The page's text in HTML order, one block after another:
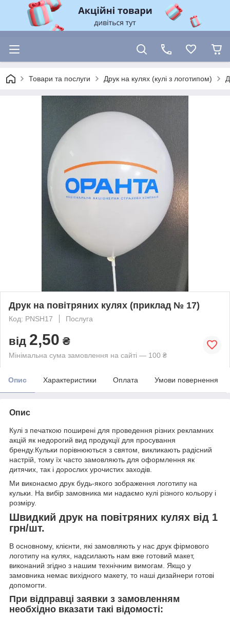
Товари та послуги Друк на кулях (кулі з логотипом)
Друк на повітряних кулях (приклад № 17)
Код: PNSH17 Послуга
від 2,50 ₴
Мінімальна сума замовлення на сайті — 100 ₴
Опис Характеристики Оплата Умови повернення
Опис
Кулі з печаткою поширені для проведення різних рекламних
акцій як недорогий вид продукції для просування
бренду.Кульки порівнюються з святом, викликають радісний
настрій, тому їх часто замовляють для оформлення як
дитячих, так і дорослих урочистих заходів.
Ми виконаємо друк будь-якого зображення логотипу на
кульки. На вибір замовника ми надаємо кулі різного кольору і
розміру.
Швидкий друк на повітряних кулях від 1
грн/шт.
В основному, клієнти, які замовляють у нас друк фірмового
логотипу на кулях, надсилають нам вже готовий макет,
виконаний згідно з нашим технічним вимогам. Якщо у
замовника немає вихідного макету, то наші дизайнери готові
допомогти.
При відправці заявки з замовленням
необхідно вказати такі відомості: